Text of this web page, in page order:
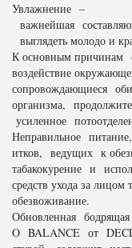
Увлажнение –
важнейшая
выглядеть молодо и
К основным причинам
воздействие
сопровождающиеся
организма,
усиленное
Неправильное
итков, ведущих к
табакокурение и
средств ухода за лицом
обезвоживание.
Обновленная
O BALANCE от